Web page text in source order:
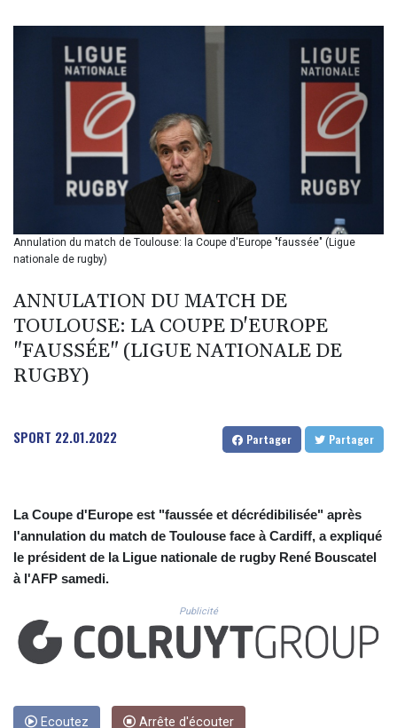
BMD 1.152471
BTN 109.652359
BWP 15.583119
BYN 3.411334
BYR 22588.429982
BZD 2.317251
CAD 1.615251
CDF 2604.584378
CLP 1055.271199
CNY 7.778084
CNH 7.777151
COP 3641.324061
CVE 110.809379
DOP 67.193733
DZD 153.365094
EGP 57.264782
FJD 2.552089
FKP 0.856077
GBP 0.85641
GHS 13.524239
Annulation du match de Toulouse: la Coupe d'Europe "faussée" (Ligue
nationale de rugby)
ANNULATION DU MATCH DE
TOULOUSE: LA COUPE D'EUROPE
"FAUSSÉE" (LIGUE NATIONALE DE
RUGBY)
SPORT 22.01.2022 Partager Partager
La Coupe d'Europe est "faussée et décrédibilisée" après
l'annulation du match de Toulouse face à Cardiff, a expliqué
le président de la Ligue nationale de rugby René Bouscatel
à l'AFP samedi.
Publicité
Ecoutez Arrête d'écouter